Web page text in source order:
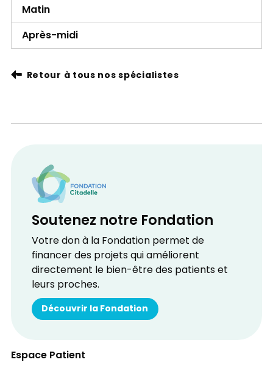
Matin
Après-midi
Retour à tous nos spécialistes
Soutenez notre Fondation
Votre don à la Fondation permet de
financer des projets qui améliorent
directement le bien-être des patients et
leurs proches.
Découvrir la Fondation
Espace Patient